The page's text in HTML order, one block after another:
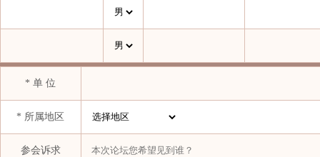
江苏双星彩塑新材料股份有限公司
江苏无染彩新材料有限公司
晋江逸科化纤有限公司
* 单 位
* 所属地区
参会诉求